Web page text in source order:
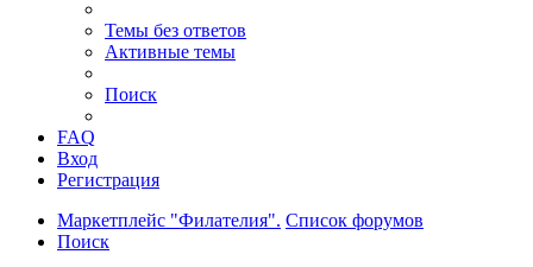
Темы без ответов
Активные темы
Поиск
FAQ
Вход
Регистрация
Маркетплейс "Филателия". Список форумов
Поиск